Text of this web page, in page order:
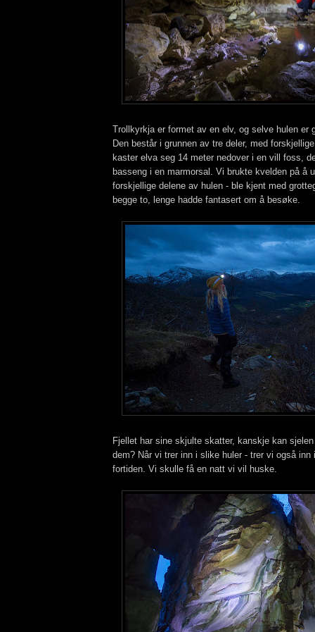
Trollkyrkja er formet av en elv, og selve hulen er
Den består i grunnen av tre deler, med
kaster elva seg 14 meter nedover i en vill foss,
basseng i en marmorsal. Vi brukte kvelden på å
forskjellige delene av hulen - ble kjent med
begge to, lenge hadde fantasert om å besøke.
Fjellet har sine skjulte skatter, kanskje kan
dem? Når vi trer inn i slike huler - trer vi også inn
fortiden. Vi skulle få en natt vi vil huske.